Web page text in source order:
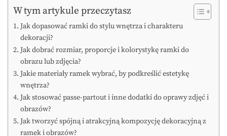
W tym artykule przeczytasz
Jak dopasować ramki do stylu wnętrza i charakteru
dekoracji?
Jak dobrać rozmiar, proporcje i kolorystykę ramki do
obrazu lub zdjęcia?
Jakie materiały ramek wybrać, by podkreślić estetykę
wnętrza?
Jak stosować passe-partout i inne dodatki do oprawy zdjęć i
obrazów?
Jak tworzyć spójną i atrakcyjną kompozycję dekoracyjną z
ramek i obrazów?